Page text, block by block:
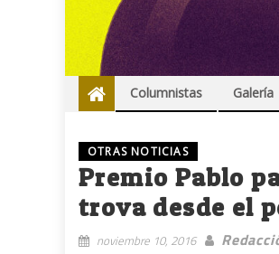
Columnistas Galería
OTRAS NOTICIAS
Premio Pablo
trova desde el
noviembre 10, 2016